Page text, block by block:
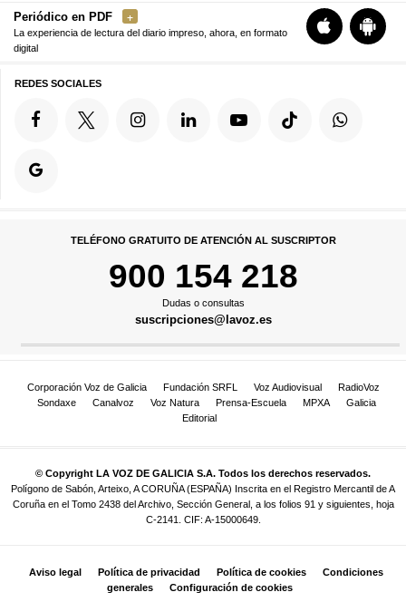
Periódico en PDF
La experiencia de lectura del diario impreso, ahora, en formato
digital
REDES SOCIALES
TELÉFONO GRATUITO DE ATENCIÓN AL SUSCRIPTOR
900 154 218
Dudas o consultas
suscripciones@lavoz.es
Corporación Voz de Galicia Fundación SRFL Voz Audiovisual
RadioVoz
Sondaxe
Canalvoz Voz Natura Prensa-Escuela MPXA
Galicia
Editorial
© Copyright LA VOZ DE GALICIA S.A. Todos los derechos reservados.
Polígono de Sabón, Arteixo, A CORUÑA (ESPAÑA) Inscrita en el Registro Mercantil de A
Coruña en el Tomo 2438 del Archivo, Sección General, a los folios 91 y siguientes, hoja
C-2141. CIF: A-15000649.
Aviso legal Política de privacidad Política de cookies
Condiciones
generales
Configuración de cookies